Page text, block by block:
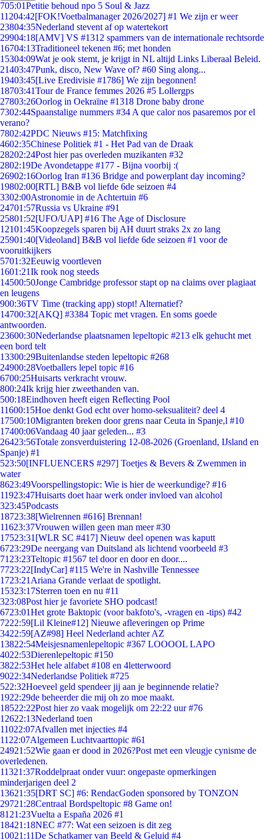
705:01Petitie behoud npo 5 Soul & Jazz
11204:42[FOK!Voetbalmanager 2026/2027] #1 We zijn er weer
23804:35Nederland stevent af op watertekort
29904:18[AMV] VS #1312 spammers van de internationale rechtsorde
16704:13Traditioneel tekenen #6; met honden
15304:09Wat je ook stemt, je krijgt in NL altijd Links Liberaal Beleid.
21403:47Punk, disco, New Wave of? #60 Sing along...
19403:45[Live Eredivisie #1786] We zijn begonnen!
18703:41Tour de France femmes 2026 #5 Lollergps
27803:26Oorlog in Oekraïne #1318 Drone baby drone
7302:44Spaanstalige nummers #34 A que calor nos pasaremos por el
verano?
7802:42PDC Nieuws #15: Matchfixing
4602:35Chinese Politiek #1 - Het Pad van de Draak
28202:24Post hier pas overleden muzikanten #32
2802:19De Avondetappe #177 - Bijna voorbij :(
26902:16Oorlog Iran #136 Bridge and powerplant day incoming?
19802:00[RTL] B&B vol liefde 6de seizoen #4
3302:00Astronomie in de Achtertuin #6
24701:57Russia vs Ukraine #91
25801:52[UFO/UAP] #16 The Age of Disclosure
12101:45Koopzegels sparen bij AH duurt straks 2x zo lang
25901:40[Videoland] B&B vol liefde 6de seizoen #1 voor de
vooruitkijkers
5701:32Eeuwig voortleven
1601:21Ik rook nog steeds
14500:50Jonge Cambridge professor stapt op na claims over plagiaat
en leugens
900:36TV Time (tracking app) stopt! Alternatief?
14700:32[AKQ] #3384 Topic met vragen. En soms goede
antwoorden.
23600:30Nederlandse plaatsnamen lepeltopic #213 elk gehucht met
een bord telt
13300:29Buitenlandse steden lepeltopic #268
24900:28Voetballers lepel topic #16
6700:25Huisarts verkracht vrouw.
800:24Ik krijg hier zweethanden van.
500:18Eindhoven heeft eigen Reflecting Pool
11600:15Hoe denkt God echt over homo-seksualiteit? deel 4
17500:10Migranten breken door grens naar Ceuta in Spanje,l #10
17400:06Vandaag 40 jaar geleden... #3
26423:56Totale zonsverduistering 12-08-2026 (Groenland, IJsland en
Spanje) #1
523:50[INFLUENCERS #297] Toetjes & Bevers & Zwemmen in
water
8623:49Voorspellingstopic: Wie is hier de weerkundige? #16
11923:47Huisarts doet haar werk onder invloed van alcohol
323:45Podcasts
18723:38[Wielrennen #616] Brennan!
11623:37Vrouwen willen geen man meer #30
17523:31 [WLR SC #417] Nieuw deel openen was kaputt
6723:29De neergang van Duitsland als lichtend voorbeeld #3
71 23:23Teltopic #1567 tel door en door en door....
7723:22[IndyCar] #115 We're in Nashville Tennessee
1723:21 Ariana Grande verlaat de spotlight.
15323:17Sterren toen en nu #11
323:08Post hier je favoriete SHO podcast!
6723:01Het grote Baktopic (voor bakfoto's, -vragen en -tips) #42
7222:59[Lil Kleine#12] Nieuwe afleveringen op Prime
3422:59[AZ#98] Heel Nederland achter AZ
13822:54Meisjesnamenlepeltopic #367 LOOOOL LAPO
4022:53Dierenlepeltopic #150
3822:53Het hele alfabet #108 en 4letterwoord
9022:34Nederlandse Politiek #725
522:32Hoeveel geld spendeer jij aan je beginnende relatie?
1922:29de beheerder die mij oh zo moe maakt.
18522:22Post hier zo vaak mogelijk om 22:22 uur #76
12622:13Nederland toen
11022:07Afvallen met injecties #4
11 22:07Algemeen Luchtvaarttopic #61
24921:52Wie gaan er dood in 2026?Post met een vleugje cynisme de
overledenen.
11321:37Roddelpraat onder vuur: ongepaste opmerkingen
minderjarigen deel 2
13621:35[DRT SC] #6: RendacGoden sponsored by TONZON
29721:28Centraal Bordspeltopic #8 Game on!
81 21:23Vuelta a España 2026 #1
18421:18NEC #77: Wat een seizoen is dit zeg
10021:11De Schatkamer van Beeld & Geluid #4